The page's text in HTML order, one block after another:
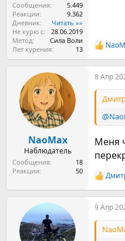
Сообщения
5.449
Реакции
9.362
Дневник
Читать »»
Не курю с
28.06.2019
Метод
Сила Воли
Лет курения
13
Р
е
а
к
NaoMax
Наблюдатель
Сообщения
18
Реакции
50
8 Апр
Меня
Р
е
а
к
и
9 Апр